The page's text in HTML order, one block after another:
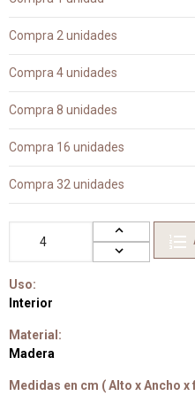
Compra 2 unidades
Compra 4 unidades
Compra 8 unidades
Compra 16 unidades
Compra 32 unidades
Uso:
Interior
Material:
Madera
Medidas en cm ( Alto x Ancho x